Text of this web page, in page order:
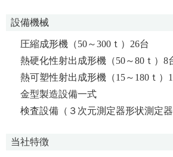
設備機械
圧縮成形機（50～300ｔ）26台
熱硬化性射出成形機（50～80ｔ）8
熱可塑性射出成形機（15～180ｔ）
金型製造設備一式
検査設備（３次元測定器形状測定器
当社特徴